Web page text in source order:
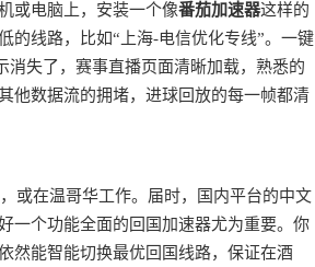
或电脑上，安装一个像番茄加速器这样的
的线路，比如“上海-电信优化专线”。一键
消失了，赛事直播页面清晰加载，熟悉的
他数据流的拥堵，进球回放的每一帧都清
或在温哥华工作。届时，国内平台的中文
一个功能全面的回国加速器尤为重要。你
然能智能切换最优回国线路，保证在酒